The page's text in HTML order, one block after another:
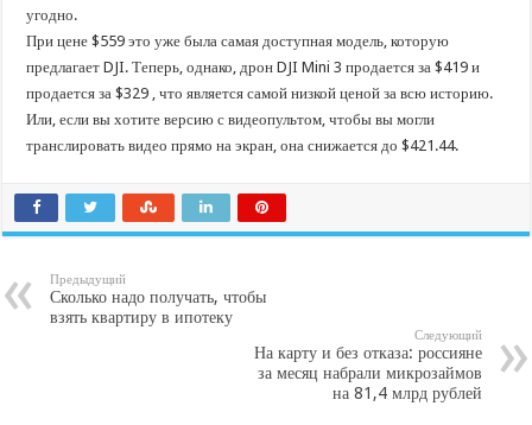
угодно.
При цене $559 это уже была самая доступная модель, которую
предлагает DJI. Теперь, однако, дрон DJI Mini 3 продается за $419 и
продается за $329 , что является самой низкой ценой за всю историю.
Или, если вы хотите версию с видеопультом, чтобы вы могли
транслировать видео прямо на экран, она снижается до $421.44.
Предыдущий
Сколько надо получать, чтобы
взять квартиру в ипотеку
Следующий
На карту и без отказа: россияне
за месяц набрали микрозаймов
на 81,4 млрд рублей